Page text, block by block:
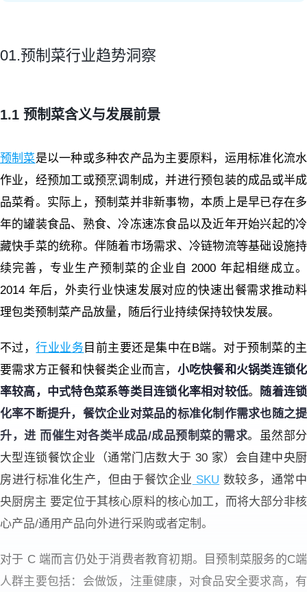
01.预制菜行业趋势洞察
1.1 预制菜含义与发展前景
预制菜是以一种或多种农产品为主要原料，运用标准化流水
作业，经预加工或预烹调制成，并进行预包装的成品或半成
品菜肴。实际上，预制菜并非新事物，本质上是早已存在多
年的罐装食品、熟食、冷冻速冻食品以及近年开始兴起的冷
藏快手菜的统称。 伴随着市场需求、冷链物流等基础设施持
续完善，专业生产预制菜的企业自 2000 年起相继成立。
2014 年后，外卖行业快速发展对应的快速出餐需求推动料
理包类预制菜产品放量，随后行业持续保持较快发展。
不过，行业业务 目前主要还是集中在B端。对于预制菜的主
要需求方正餐和快餐类企业而言， 小吃快餐和火锅类连锁化
率较高，中式特色菜系等类目连锁化率相对较低。
随着连锁
化率不断提升，餐饮企业对菜品的标准化制作需求也随之提
升，进 而催生对各类半成品/成品预制菜的需求。虽然部分
大型连锁餐饮企业（通常门店数大于 30 家）会自建中央厨
房进行标准化生产，但由于餐饮企业 SKU 数较多，通常中
央厨房主 要定位于其核心原料的核心加工，而将大部分非核
心产品/通用产品向外进行采购或者定制。
对于 C 端而言仍处于消费者教育初期。
目预制菜服务的C端
人群主要包括： 会做饭，注重健康，对食品安全要求高，有